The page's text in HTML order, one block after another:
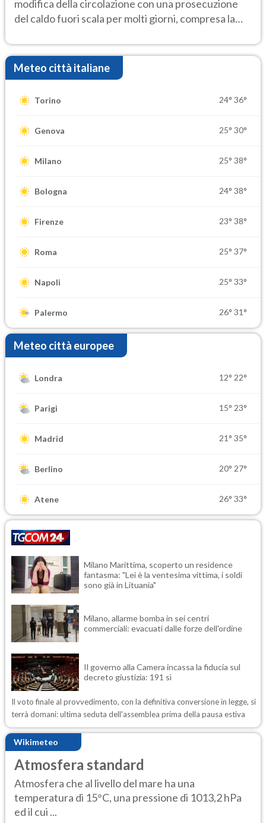
modifica della circolazione con una prosecuzione
del caldo fuori scala per molti giorni, compresa la
Meteo città italiane
Torino 24° 36°
Genova 25° 30°
Milano 25° 38°
Bologna 24° 38°
Firenze 23° 38°
Roma 25° 37°
Napoli 25° 33°
Palermo 26° 31°
Meteo città europee
Londra 12° 22°
Parigi 15° 23°
Madrid 21° 35°
Berlino 20° 27°
Atene 26° 33°
Milano Marittima, scoperto un residence
fantasma: "Lei è la ventesima vittima, i soldi
sono già in Lituania"
Milano, allarme bomba in sei centri
commerciali: evacuati dalle forze dell'ordine
Il governo alla Camera incassa la fiducia sul
decreto giustizia: 191 sì
Il voto finale al provvedimento, con la definitiva conversione in legge, si
terrà domani: ultima seduta dell'assemblea prima della pausa estiva
Wikimeteo
Atmosfera standard
Atmosfera che al livello del mare ha una
temperatura di 15°C, una pressione di 1013,2 hPa
ed il cui ...